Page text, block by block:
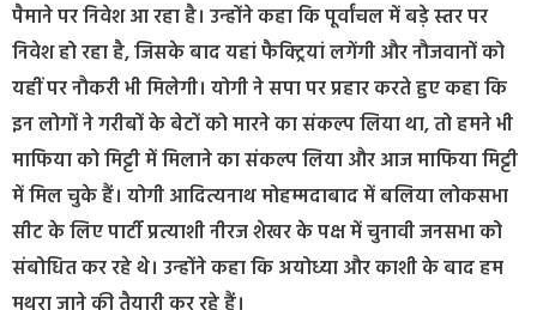
पैमाने पर निवेश आ रहा है। उन्होंने कहा कि पूर्वांचल में बड़े स्तर पर
निवेश हो रहा है, जिसके बाद यहां फैक्ट्रियां लगेंगी और नौजवानों को
यहीं पर नौकरी भी मिलेगी। योगी ने सपा पर प्रहार करते हुए कहा कि
इन लोगों ने गरीबों के बेटों को मारने का संकल्प लिया था, तो हमने भी
माफिया को मिट्टी में मिलाने का संकल्प लिया और आज माफिया मिट्टी
में मिल चुके हैं। योगी आदित्यनाथ मोहम्मदाबाद में बलिया लोकसभा
सीट के लिए पार्टी प्रत्याशी नीरज शेखर के पक्ष में चुनावी जनसभा को
संबोधित कर रहे थे। उन्होंने कहा कि अयोध्या और काशी के बाद हम